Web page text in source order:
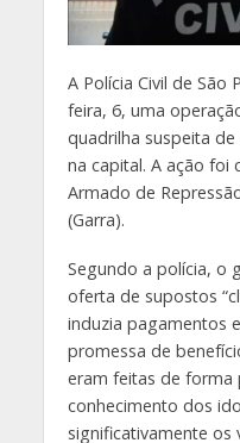
APolícia Civil de São
feira, 6, uma
quadrilha suspeita
na capital. A ação foi
Armado de
(Garra).
Segundo a polícia, o
oferta de supostos
induzia pagamentos
promessa de
eram feitas de forma
conhecimento dos
significativamente os